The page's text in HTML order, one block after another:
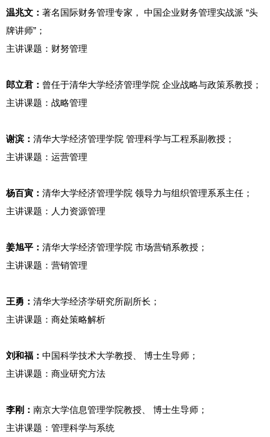
温兆文： 著名国际财务管理专家， 中国企业财务管理实战派 “头
牌讲师”；
主讲课题：财努管理
郎立君： 曾任于清华大学经济管理学院 企业战略与政策系教授；
主讲课题：战略管理
谢滨： 清华大学经济管理学院 管理科学与工程系副教授；
主讲课题：运营管理
杨百寅： 清华大学经济管理学院 领导力与组织管理系系主任；
主讲课题：人力资源管理
姜旭平： 清华大学经济管理学院 市场营销系教授；
主讲课题：营销管理
王勇： 清华大学经济学研究所副所长；
主讲课题：商处策略解析
刘和福： 中国科学技术大学教授、 博士生导师；
主讲课题：商业研究方法
李刚： 南京大学信息管理学院教授、 博士生导师；
主讲课题：管理科学与系统